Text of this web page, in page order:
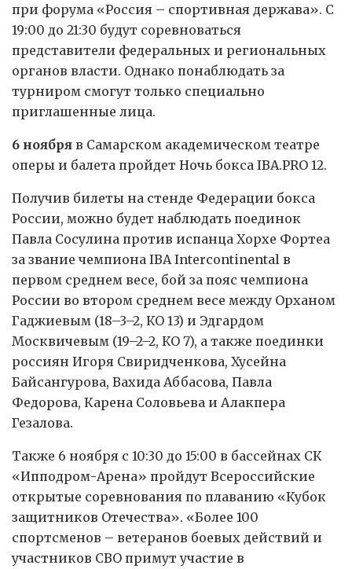
при форума «Россия – спортивная держава». С
19:00 до 21:30 будут соревноваться
представители федеральных и региональных
органов власти. Однако понаблюдать за
турниром смогут только специально
приглашенные лица.
6 ноября в Самарском академическом театре
оперы и балета пройдет Ночь бокса IBA.PRO 12.
Получив билеты на стенде Федерации бокса
России, можно будет наблюдать поединок
Павла Сосулина против испанца Хорхе Фортеа
за звание чемпиона IBA Intercontinental в
первом среднем весе, бой за пояс чемпиона
России во втором среднем весе между Орханом
Гаджиевым (18–3–2, КО 13) и Эдгардом
Москвичевым (19–2–2, КО 7), а также поединки
россиян Игоря Свиридченкова, Хусейна
Байсангурова, Вахида Аббасова, Павла
Федорова, Карена Соловьева и Алакпера
Гезалова.
Также 6 ноября с 10:30 до 15:00 в бассейнах СК
«Ипподром-Арена» пройдут Всероссийские
открытые соревнования по плаванию «Кубок
защитников Отечества». «Более 100
спортсменов – ветеранов боевых действий и
участников СВО примут участие в